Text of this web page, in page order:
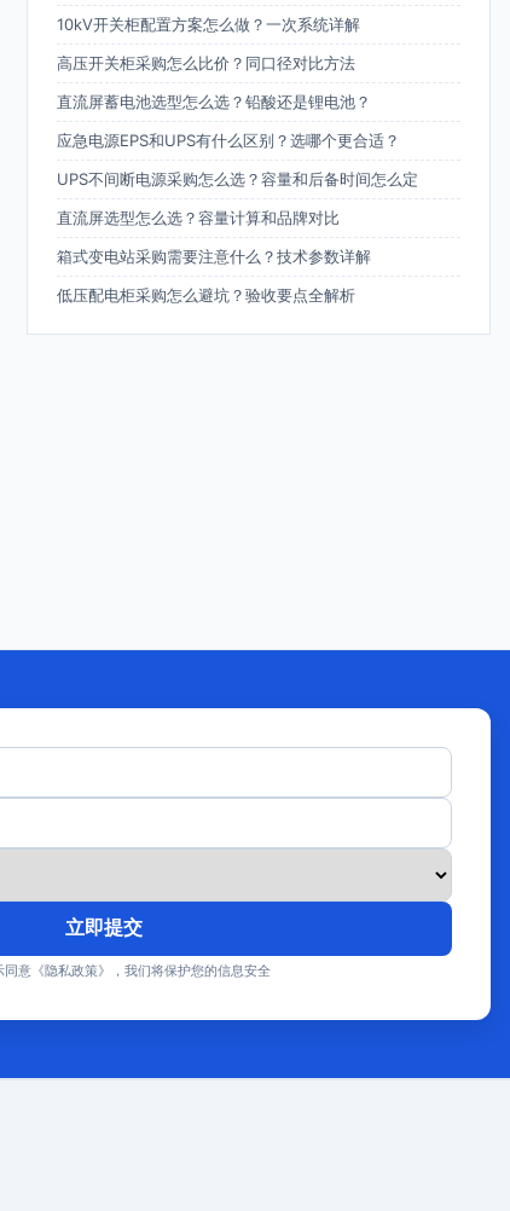
10kV开关柜配置方案怎么做？一次系统详解
高压开关柜采购怎么比价？同口径对比方法
直流屏蓄电池选型怎么选？铅酸还是锂电池？
应急电源EPS和UPS有什么区别？选哪个更合适？
UPS不间断电源采购怎么选？容量和后备时间怎么定
直流屏选型怎么选？容量计算和品牌对比
箱式变电站采购需要注意什么？技术参数详解
低压配电柜采购怎么避坑？验收要点全解析
立即提交
同意《隐私政策》，我们将保护您的信息安全